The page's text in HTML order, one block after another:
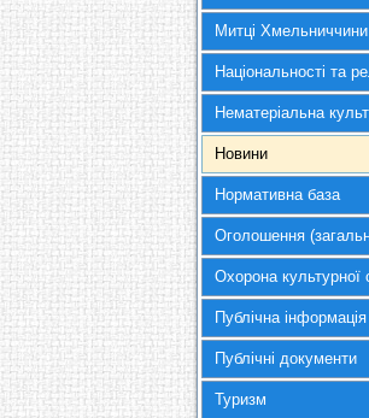
Митці
Національності та
Нематеріальна
Новини
Нормативна база
Оголошення
Охорона
Публічна інформація
Публічні документи
Туризм